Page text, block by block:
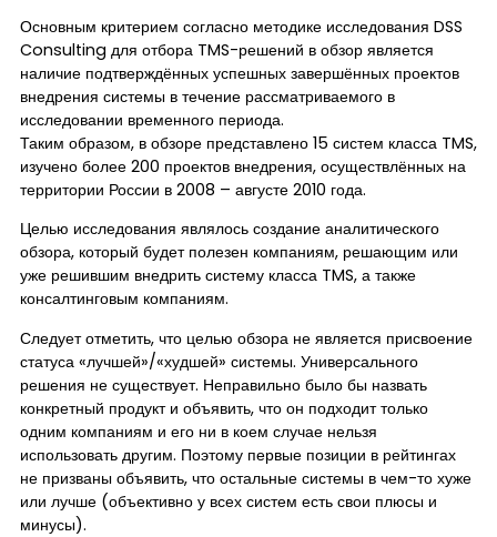
Основным критерием согласно методике исследования DSS
Consulting для отбора TMS-решений в обзор является
наличие подтверждённых успешных завершённых проектов
внедрения системы в течение рассматриваемого в
исследовании временного периода.
Таким образом, в обзоре представлено 15 систем класса TMS,
изучено более 200 проектов внедрения, осуществлённых на
территории России в 2008 – августе 2010 года.
Целью исследования являлось создание аналитического
обзора, который будет полезен компаниям, решающим или
уже решившим внедрить систему класса TMS, а также
консалтинговым компаниям.
Следует отметить, что целью обзора не является присвоение
статуса «лучшей»/«худшей» системы. Универсального
решения не существует. Неправильно было бы назвать
конкретный продукт и объявить, что он подходит только
одним компаниям и его ни в коем случае нельзя
использовать другим. Поэтому первые позиции в рейтингах
не призваны объявить, что остальные системы в чем-то хуже
или лучше (объективно у всех систем есть свои плюсы и
минусы).